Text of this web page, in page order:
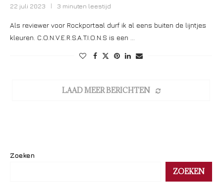
22 juli 2023 3 minuten leestijd
Als reviewer voor Rockportaal durf ik al eens buiten de lijntjes
kleuren. C.O.N.V.E.R.S.A.T.I.O.N.S is een …
LAAD MEER BERICHTEN
Zoeken
ZOEKEN